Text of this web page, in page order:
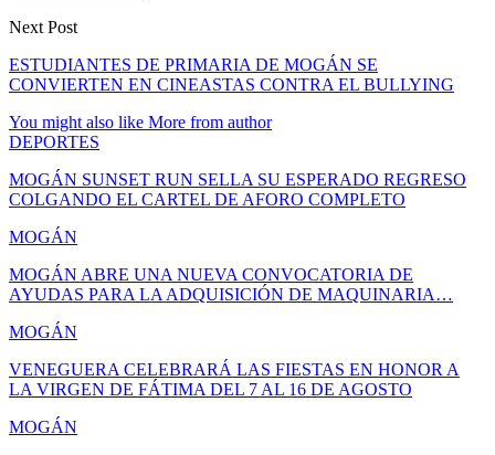
Next Post
ESTUDIANTES DE PRIMARIA DE MOGÁN SE
CONVIERTEN EN CINEASTAS CONTRA EL BULLYING
You might also like More from author
DEPORTES
MOGÁN SUNSET RUN SELLA SU ESPERADO REGRESO
COLGANDO EL CARTEL DE AFORO COMPLETO
MOGÁN
MOGÁN ABRE UNA NUEVA CONVOCATORIA DE
AYUDAS PARA LA ADQUISICIÓN DE MAQUINARIA…
MOGÁN
VENEGUERA CELEBRARÁ LAS FIESTAS EN HONOR A
LA VIRGEN DE FÁTIMA DEL 7 AL 16 DE AGOSTO
MOGÁN